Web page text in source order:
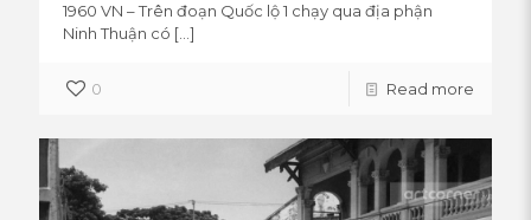
1960 VN – Trên đoạn Quốc lộ 1 chạy qua địa phận
Ninh Thuận có […]
0 Read more